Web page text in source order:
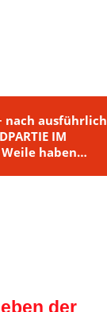
nach
IM
Weile haben…
der